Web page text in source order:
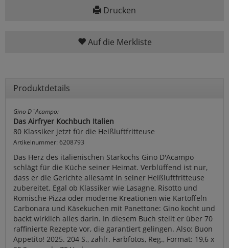
Drucken
Auf die Merkliste
Produktdetails
Gino D´Acampo:
Das Airfryer Kochbuch Italien
80 Klassiker jetzt für die Heißluftfritteuse
Artikelnummer: 6208793
Das Herz des italienischen Starkochs Gino D'Acampo
schlägt für die Küche seiner Heimat. Verblüffend ist nur,
dass er die Gerichte allesamt in seiner Heißluftfritteuse
zubereitet. Egal ob Klassiker wie Lasagne, Risotto und
Römische Pizza oder moderne Kreationen wie Kartoffeln
Carbonara und Käsekuchen mit Panettone: Gino kocht und
backt wirklich alles darin. In diesem Buch stellt er über 70
raffinierte Rezepte vor, die garantiert gelingen. Also: Buon
Appetito! 2025. 204 S., zahlr. Farbfotos, Reg., Format: 19,6 x